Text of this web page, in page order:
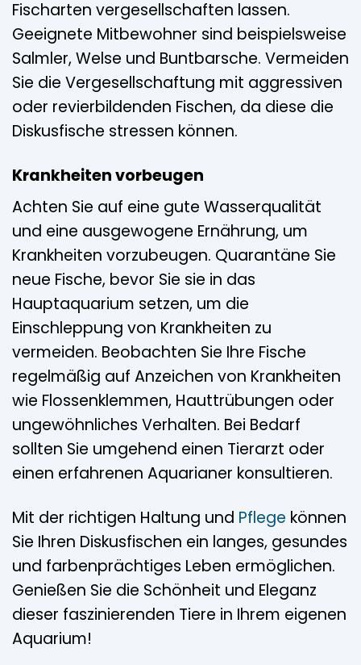
Fischarten vergesellschaften lassen.
Geeignete Mitbewohner sind beispielsweise
Salmler, Welse und Buntbarsche. Vermeiden
Sie die Vergesellschaftung mit aggressiven
oder revierbildenden Fischen, da diese die
Diskusfische stressen können.
Krankheiten vorbeugen
Achten Sie auf eine gute Wasserqualität
und eine ausgewogene Ernährung, um
Krankheiten vorzubeugen. Quarantäne Sie
neue Fische, bevor Sie sie in das
Hauptaquarium setzen, um die
Einschleppung von Krankheiten zu
vermeiden. Beobachten Sie Ihre Fische
regelmäßig auf Anzeichen von Krankheiten
wie Flossenklemmen, Hauttrübungen oder
ungewöhnliches Verhalten. Bei Bedarf
sollten Sie umgehend einen Tierarzt oder
einen erfahrenen Aquarianer konsultieren.
Mit der richtigen Haltung und Pflege können
Sie Ihren Diskusfischen ein langes, gesundes
und farbenprächtiges Leben ermöglichen.
Genießen Sie die Schönheit und Eleganz
dieser faszinierenden Tiere in Ihrem eigenen
Aquarium!